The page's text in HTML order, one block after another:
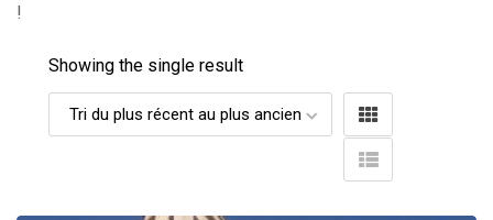
!
Showing the single result